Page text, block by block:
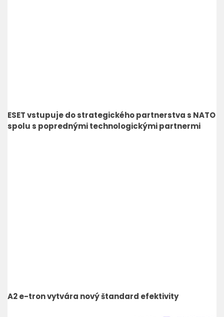
ESET vstupuje do strategického partnerstva s NATO
spolu s poprednými technologickými partnermi
A2 e-tron vytvára nový štandard efektivity